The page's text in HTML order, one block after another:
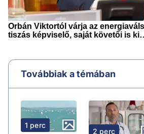
Továbbiak a témában
1 perc
2 perc